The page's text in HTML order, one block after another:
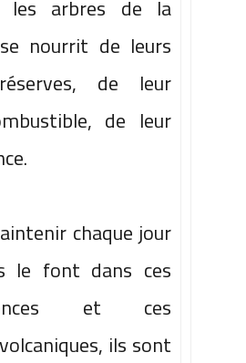
les arbres de la
nourrit de leurs
de leur
de leur
chaque jour
le font dans ces
et ces
ils sont